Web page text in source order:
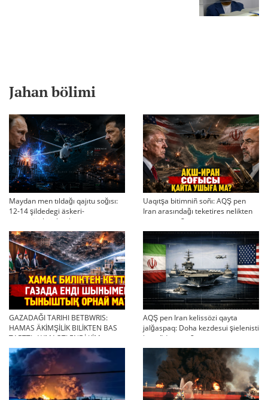
Jahan bölimi
Maydan men tıldağı qajıtu soğısı:
12-14 şildedegi äskeri-
strategiyalıq ahual
Uaqıtşa bitimniñ soñı: AQŞ pen
Iran arasındağı teketires nelikten
qayta uşıqtı?
GAZADAĞI TARIHI BETBWRIS:
HAMAS ÄKİMŞİLİK BILİKTEN BAS
TARTTI. AYMAQTI ENDİ KİM
BASQARADI?
AQŞ pen Iran kelissözi qayta
jalğaspaq: Doha kezdesui şielenisti
bäseñdete me?